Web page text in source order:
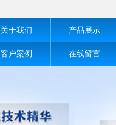
关于我们 产品展示
客户案例 在线留言